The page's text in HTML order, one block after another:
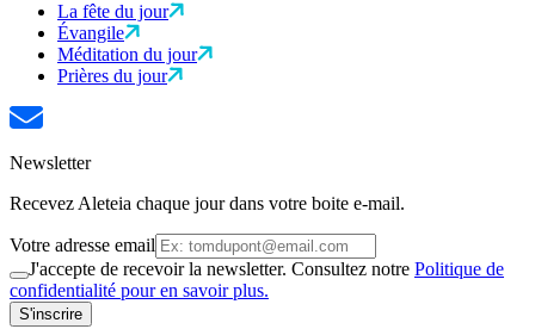
La fête du jour
Évangile
Méditation du jour
Prières du jour
Newsletter
Recevez Aleteia chaque jour dans votre boite e-mail.
Votre adresse email
J'accepte de recevoir la newsletter. Consultez notre Politique de
confidentialité pour en savoir plus.
S'inscrire